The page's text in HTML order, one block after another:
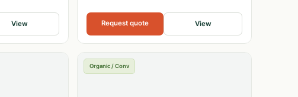
View Request quote View
Organic / Conv